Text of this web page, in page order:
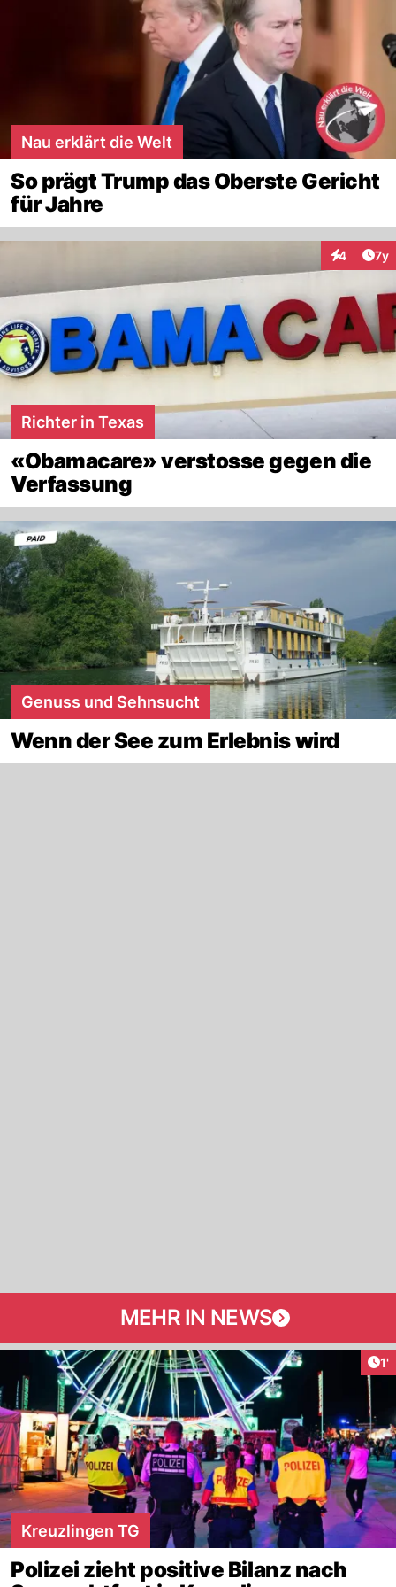
Nau erklärt die Welt
So prägt Trump das Oberste Gericht
für Jahre
4 7y
Richter in Texas
«Obamacare» verstosse gegen die
Verfassung
Genuss und Sehnsucht
Wenn der See zum Erlebnis wird
MEHR IN NEWS
1'
Kreuzlingen TG
Polizei zieht positive Bilanz nach